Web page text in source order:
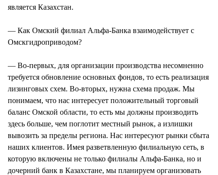
является Казахстан.
— Как Омский филиал Альфа-Банка взаимодействует с
Омскгидроприводом?
— Во-первых, для организации производства несомненно
требуется обновление основных фондов, то есть реализация
лизинговых схем. Во-вторых, нужна схема продаж. Мы
понимаем, что нас интересует положительный торговый
баланс Омской области, то есть мы должны производить
здесь больше, чем поглотит местный рынок, а излишки
вывозить за пределы региона. Нас интересуют рынки сбыта
наших клиентов. Имея разветвленную филиальную сеть, в
которую включены не только филиалы Альфа-Банка, но и
дочерний банк в Казахстане, мы планируем организовать